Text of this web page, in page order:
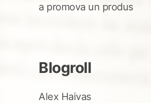
a promova un produs
Blogroll
Alex Haivas